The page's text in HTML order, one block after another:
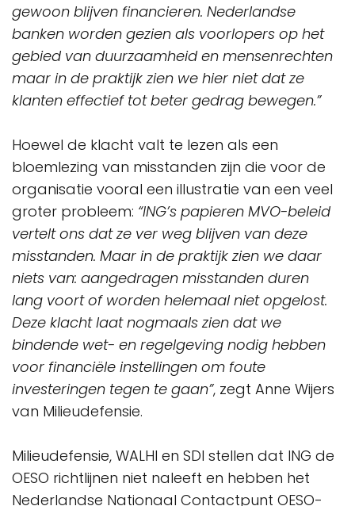
gewoon blijven financieren. Nederlandse
banken worden gezien als voorlopers op het
gebied van duurzaamheid en mensenrechten
maar in de praktijk zien we hier niet dat ze
klanten effectief tot beter gedrag bewegen.”
Hoewel de klacht valt te lezen als een
bloemlezing van misstanden zijn die voor de
organisatie vooral een illustratie van een veel
groter probleem: “ING’s papieren MVO-beleid
vertelt ons dat ze ver weg blijven van deze
misstanden. Maar in de praktijk zien we daar
niets van: aangedragen misstanden duren
lang voort of worden helemaal niet opgelost.
Deze klacht laat nogmaals zien dat we
bindende wet- en regelgeving nodig hebben
voor financiële instellingen om foute
investeringen tegen te gaan”, zegt Anne Wijers
van Milieudefensie.
Milieudefensie, WALHI en SDI stellen dat ING de
OESO richtlijnen niet naleeft en hebben het
Nederlandse Nationaal Contactpunt OESO-